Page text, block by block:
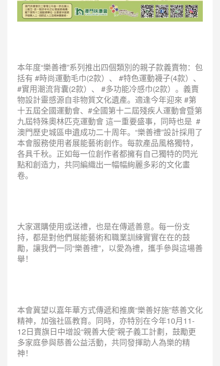
本年度“樂善禮”系列推出四個類別的親子款義賣物：包
括有 #時尚運動毛巾(2款）、 #特色運動襪子(4款）、
#實用潮流背囊(2款）、 #多功能冷感巾(2款）。義賣
物設計靈感源自非物質文化遺產。適逢今年迎來 #第
十五屆全國運動會、#全國第十二屆殘疾人運動會暨第
九屆特殊奧林匹克運動會 這一重要盛事，同時也是 #
澳門歷史城區申遺成功二十周年。“樂善禮”設計採用了
本會服務使用者展能藝術創作。每款產品風格獨特，
各具千秋。正如每一位創作者都擁有自己獨特的閃光
點和創造力，共同編織出一幅幅絢麗多彩的文化畫
卷。
大家選購使用或送禮，也是在傳遞善意。每一份支
持，都是對他們展能藝術和職業訓練實實在在的鼓
勵，讓我們一同“樂善禮”，以愛為禮，攜手參與這場善
舉！
本會冀望以嘉年華方式傳遞和推廣“樂善好施”慈善文化
精神，加強社區教育。同時，亦特別在今年10月11-
12日賣旗日中增設“親善大使”親子義工計劃，鼓勵更
多家庭參與慈善公益活動，共同發揮助人為樂的精
神！